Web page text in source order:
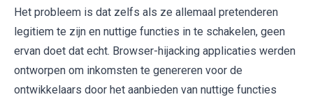
Het probleem is dat zelfs als ze allemaal pretenderen
legitiem te zijn en nuttige functies in te schakelen, geen
ervan doet dat echt. Browser-hijacking applicaties werden
ontworpen om inkomsten te genereren voor de
ontwikkelaars door het aanbieden van nuttige functies